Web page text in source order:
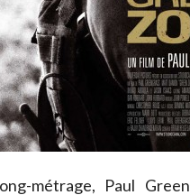
métrage, Paul